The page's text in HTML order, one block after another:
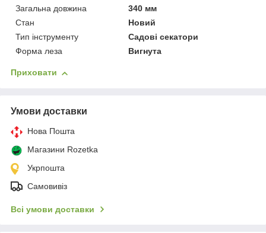
Загальна довжина
340 мм
Стан
Новий
Тип інструменту
Садові секатори
Форма леза
Вигнута
Приховати
Умови доставки
Нова Пошта
Магазини Rozetka
Укрпошта
Самовивіз
Всі умови доставки